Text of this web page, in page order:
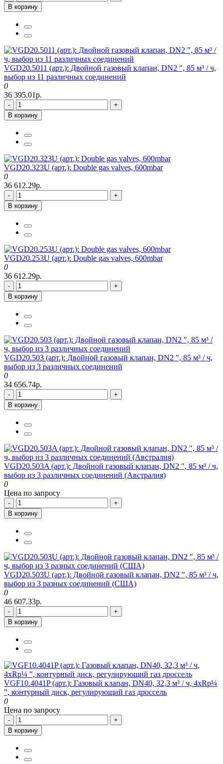
В корзину
VGD20.5011 (арт.): Двойной газовый клапан, DN2 ", 85 м³ / ч,
выбор из 11 различных соединений
0
36 395.01р.
-
+
В корзину
VGD20.323U (арт.): Double gas valves, 600mbar
0
36 612.29р.
-
+
В корзину
VGD20.253U (арт.): Double gas valves, 600mbar
0
36 612.29р.
-
+
В корзину
VGD20.503 (арт.): Двойной газовый клапан, DN2 ", 85 м³ / ч,
выбор из 3 различных соединений
0
34 656.74р.
-
+
В корзину
VGD20.503A (арт.): Двойной газовый клапан, DN2 ", 85 м³ / ч,
выбор из 3 различных соединений (Австралия)
0
Цена по запросу
-
+
В корзину
VGD20.503U (арт.): Двойной газовый клапан, DN2 ", 85 м³ / ч,
выбор из 3 разных соединений (США)
0
46 607.33р.
-
+
В корзину
VGF10.4041P (арт.): Газовый клапан, DN40, 32,3 м³ / ч, 4xRp¼
", контурный диск, регулирующий газ дроссель
0
Цена по запросу
-
+
В корзину